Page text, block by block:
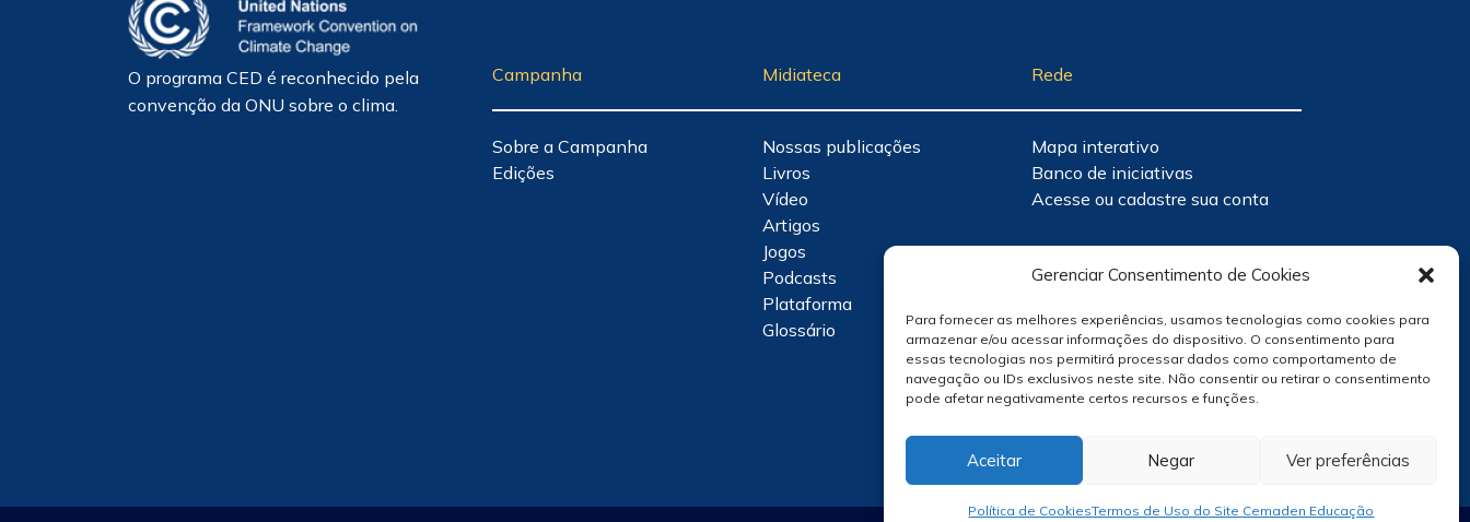
Gerenciar Consentimento de Cookies
Para fornecer as melhores experiências, usamos tecnologias como cookies para
armazenar e/ou acessar informações do dispositivo. O consentimento para
essas tecnologias nos permitirá processar dados como comportamento de
navegação ou IDs exclusivos neste site. Não consentir ou retirar o consentimento
pode afetar negativamente certos recursos e funções.
Aceitar Negar Ver preferências
Política de CookiesTermos de Uso do Site Cemaden Educação
O programa CED é reconhecido pela
convenção da ONU sobre o clima.
Campanha
Sobre a Campanha
Edições
Midiateca
Nossas publicações
Livros
Vídeo
Artigos
Jogos
Podcasts
Plataforma
Glossário
Rede
Mapa interativo
Banco de iniciativas
Acesse ou cadastre sua conta